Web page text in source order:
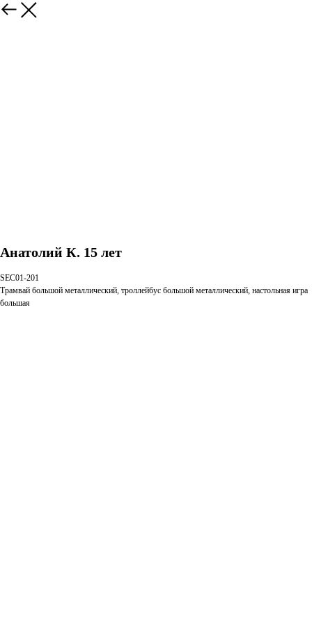
Анатолий К. 15 лет
SEC01-201
Трамвай большой металлический, троллейбус большой металлический, настольная игра
большая